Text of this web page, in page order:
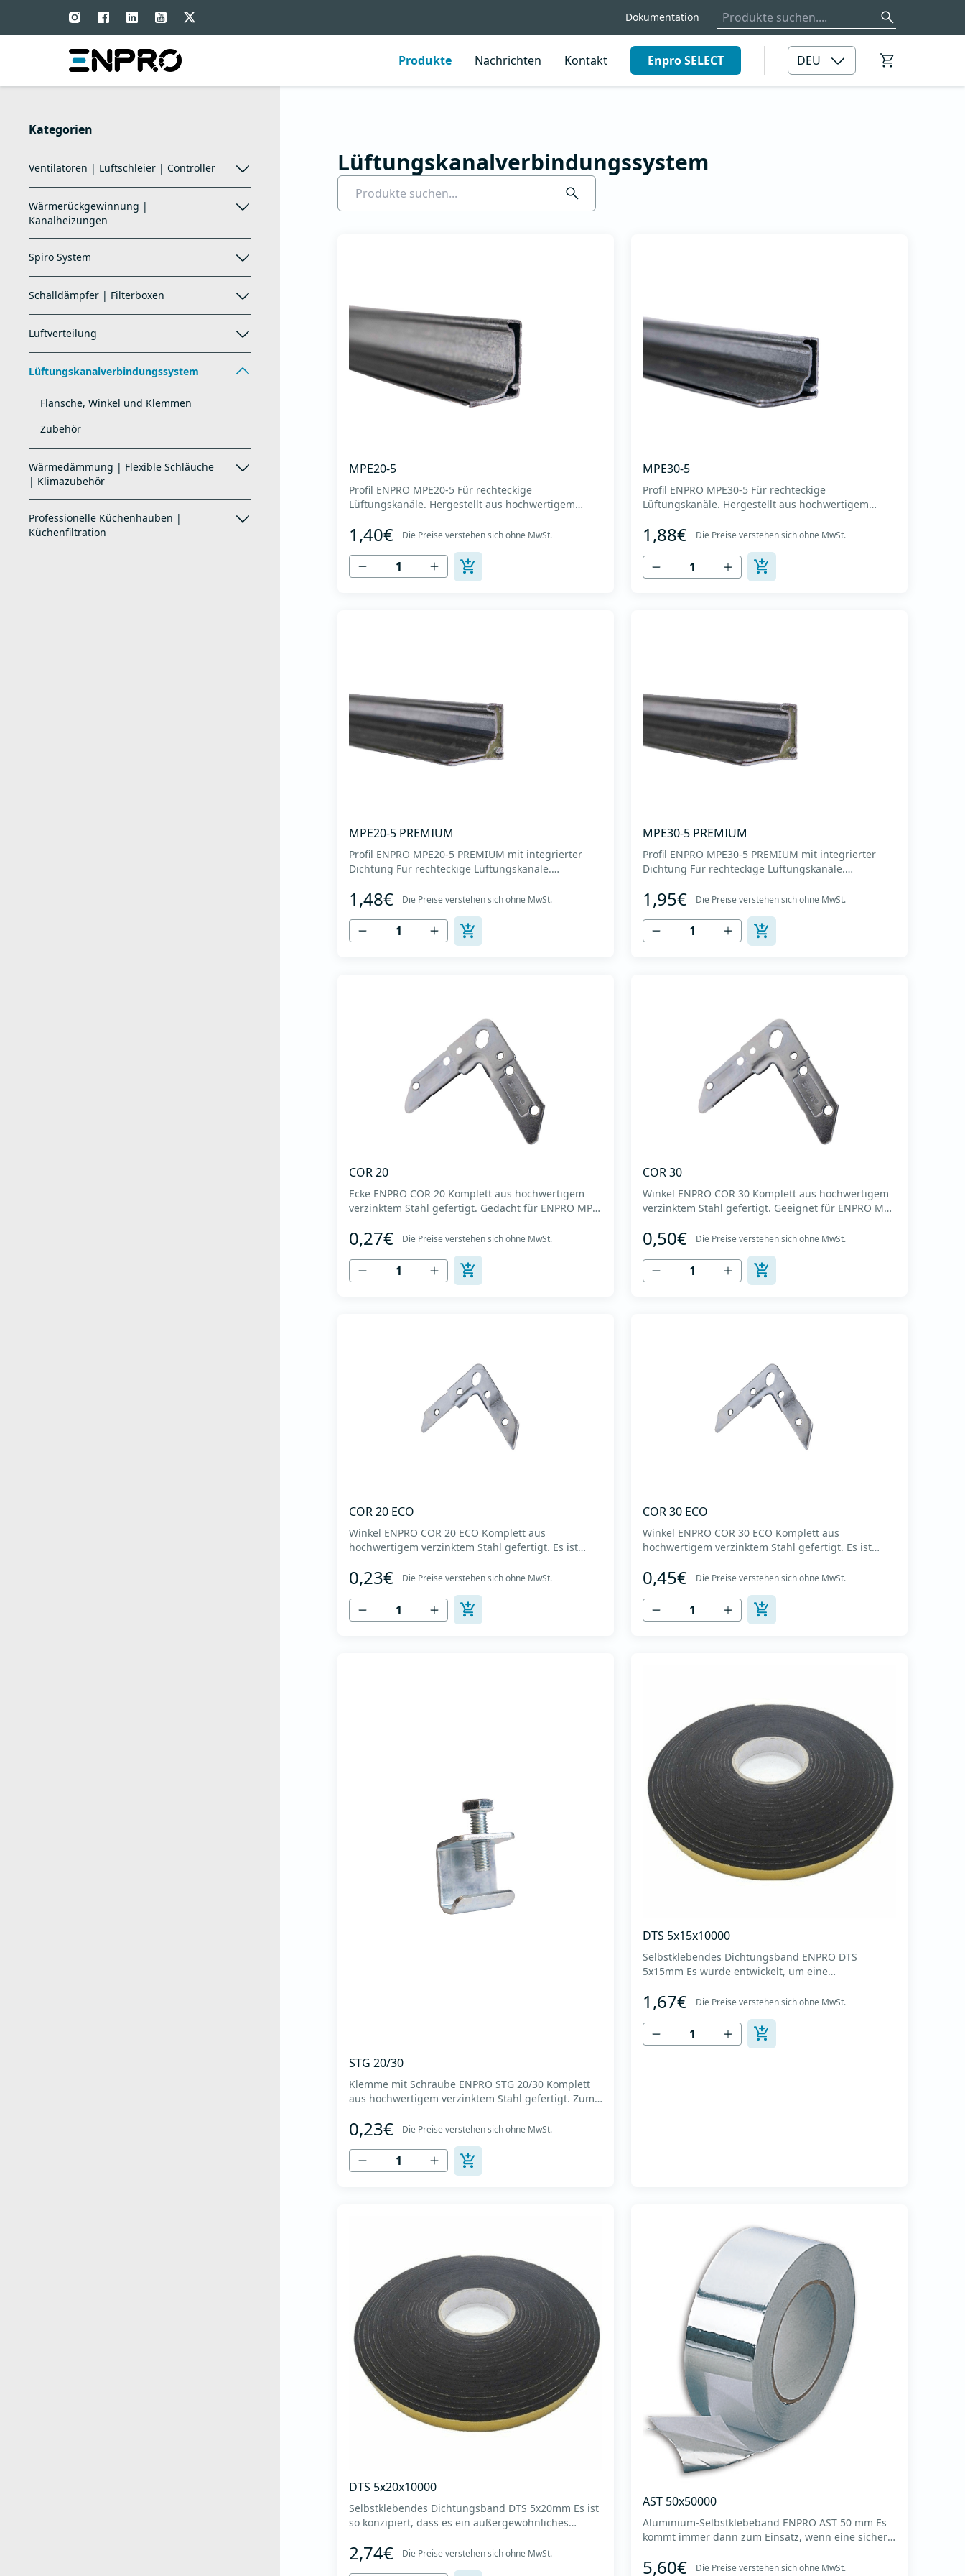
Dokumentation
Produkte Nachrichten Kontakt Enpro SELECT DEU
Kategorien
Ventilatoren | Luftschleier | Controller
Wärmerückgewinnung |
Kanalheizungen
Spiro System
Schalldämpfer | Filterboxen
Luftverteilung
Lüftungskanalverbindungssystem
Flansche, Winkel und Klemmen
Zubehör
Wärmedämmung | Flexible Schläuche
| Klimazubehör
Professionelle Küchenhauben |
Küchenfiltration
Flansche, Winkel
Flansche, Winkel und
Klemmen
Zubehör
Lüftungskanalverbindungssystem
MPE20-5
Profil ENPRO MPE20-5 Für rechteckige
Lüftungskanäle. Hergestellt aus hochwertigem
5m. Bunt 500m. Profilgewicht 0,49 kg/m. Das
Gewicht der Box beträgt 245 kg. Es dient zur
Verbindung rechteckiger Lüftungskanäle und sorgt
gleichzeitig für eine außerge...
1,40€ Die Preise verstehen sich ohne MwSt.
MPE30-5
Profil ENPRO MPE30-5 Für rechteckige
Lüftungskanäle. Hergestellt aus hochwertigem
5m. Bunt 500m. Profilgewicht 0,66 kg/m. Das
Gewicht der Box beträgt 330 kg. Es dient zur
Verbindung rechteckiger Lüftungskanäle und sorgt
gleichzeitig für eine außerge...
1,88€ Die Preise verstehen sich ohne MwSt.
MPE20-5 PREMIUM
Profil ENPRO MPE20-5 PREMIUM mit integrierter
Dichtung Für rechteckige Lüftungskanäle.
DX51D + Z275, Dicke 0,7 mm. Mit einer speziellen
Dichtungsmasse, die die Dichtungsklasse der
Kanäle C und D abdeckt. Profillänge 5m. Bunt 500m.
Profilgewicht 0,53 kg/...
1,48€ Die Preise verstehen sich ohne MwSt.
MPE30-5 PREMIUM
Profil ENPRO MPE30-5 PREMIUM mit integrierter
Dichtung Für rechteckige Lüftungskanäle.
DX51D + Z275, Dicke 0,8 mm. Mit einer speziellen
Dichtungsmasse, die die Dichtungsklasse der
Kanäle C und D abdeckt. Profillänge 5m. Bunt 500m.
Profilgewicht 0,69 kg/...
1,95€ Die Preise verstehen sich ohne MwSt.
COR 20
Ecke ENPRO COR 20 Komplett aus hochwertigem
verzinktem Stahl gefertigt. Gedacht für ENPRO MPE
feste Haftung am Profil. Es zeichnet sich durch eine
präzise Geometrie aus, die eine ideale Passform am
Profil ermöglicht. Die Lamellen an den zur Mitte...
0,27€ Die Preise verstehen sich ohne MwSt.
COR 30
Winkel ENPRO COR 30 Komplett aus hochwertigem
verzinktem Stahl gefertigt. Geeignet für ENPRO MPE
ein Höchstmaß an Flanschstabilität erreicht. Es
zeichnet sich durch eine präzise Geometrie aus, die
eine ideale Passform am Profil ermöglicht. Die
Lamel...
0,50€ Die Preise verstehen sich ohne MwSt.
COR 20 ECO
Winkel ENPRO COR 20 ECO Komplett aus
hochwertigem verzinktem Stahl gefertigt. Es ist
erfolgt durch Einschlagen in das Profil, bis der
hervorstehende Teil des Arms das Profil berührt. In
Verbindung mit dem Profil sorgt es für eine gute
Stabilität de...
0,23€ Die Preise verstehen sich ohne MwSt.
COR 30 ECO
Winkel ENPRO COR 30 ECO Komplett aus
hochwertigem verzinktem Stahl gefertigt. Es ist
erfolgt durch Einschlagen in das Profil, bis der
hervorstehende Teil des Arms das Profil berührt. In
Verbindung mit dem Profil sorgt es für eine gute
Stabilität de...
0,45€ Die Preise verstehen sich ohne MwSt.
STG 20/30
Klemme mit Schraube ENPRO STG 20/30 Komplett
aus hochwertigem verzinktem Stahl gefertigt. Zum
Lüftungskanälen. Es sorgt für eine solide und
zuverlässige Verbindung. Im Lieferumfang ist eine
Schraube M 8x25 enthalten und dient zur
Verbindung von Flanschen aus...
0,23€ Die Preise verstehen sich ohne MwSt.
DTS 5x15x10000
Selbstklebendes Dichtungsband ENPRO DTS
5x15mm Es wurde entwickelt, um eine
Verbindungsstelle zweier Verbindungsflansche von
Lüftungskanälen zu gewährleisten. Es wird für den
ENPRO MPE20-Flansch verwendet. Bandlänge 10m.
1,67€ Die Preise verstehen sich ohne MwSt.
DTS 5x20x10000
Selbstklebendes Dichtungsband DTS 5x20mm Es ist
so konzipiert, dass es ein außergewöhnliches
Anschlussflansche der Lüftungskanäle ermöglicht.
Wird für Flansch ENPRO MPE30 verwendet.
2,74€ Die Preise verstehen sich ohne MwSt.
AST 50x50000
Aluminium-Selbstklebeband ENPRO AST 50 mm Es
kommt immer dann zum Einsatz, wenn eine sichere
feuchtigkeitsbeständige und gleichzeitig
5,60€ Die Preise verstehen sich ohne MwSt.